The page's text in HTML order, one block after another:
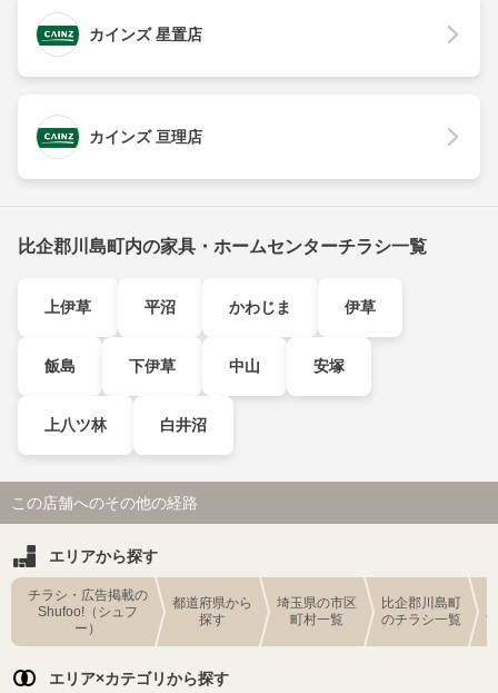
カインズ 星置店
カインズ 亘理店
比企郡川島町内の家具・ホームセンターチラシ一覧
上伊草 平沼 かわじま 伊草
飯島 下伊草 中山 安塚
上八ツ林 白井沼
この店舗へのその他の経路
エリアから探す
チラシ・広告掲載の
Shufoo!（シュフ
ー）
都道府県から
探す
埼玉県の市区
町村一覧
比企郡川島町
のチラシ一覧
エリア×カテゴリから探す